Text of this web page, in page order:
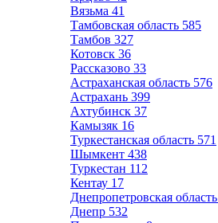
Вязьма 41
Тамбовская область 585
Тамбов 327
Котовск 36
Рассказово 33
Астраханская область 576
Астрахань 399
Ахтубинск 37
Камызяк 16
Туркестанская область 571
Шымкент 438
Туркестан 112
Кентау 17
Днепропетровская область
Днепр 532